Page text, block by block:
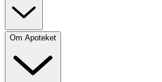
Om Apoteket